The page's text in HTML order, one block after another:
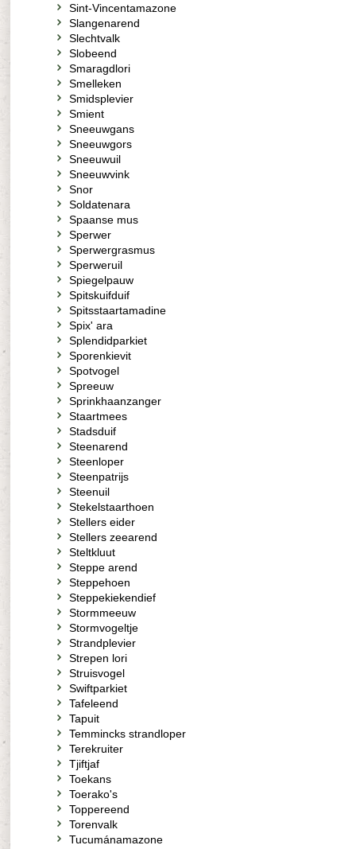
Sint-Vincentamazone
Slangenarend
Slechtvalk
Slobeend
Smaragdlori
Smelleken
Smidsplevier
Smient
Sneeuwgans
Sneeuwgors
Sneeuwuil
Sneeuwvink
Snor
Soldatenara
Spaanse mus
Sperwer
Sperwergrasmus
Sperweruil
Spiegelpauw
Spitskuifduif
Spitsstaartamadine
Spix' ara
Splendidparkiet
Sporenkievit
Spotvogel
Spreeuw
Sprinkhaanzanger
Staartmees
Stadsduif
Steenarend
Steenloper
Steenpatrijs
Steenuil
Stekelstaarthoen
Stellers eider
Stellers zeearend
Steltkluut
Steppe arend
Steppehoen
Steppekiekendief
Stormmeeuw
Stormvogeltje
Strandplevier
Strepen lori
Struisvogel
Swiftparkiet
Tafeleend
Tapuit
Temmincks strandloper
Terekruiter
Tjiftjaf
Toekans
Toerako's
Toppereend
Torenvalk
Tucumánamazone